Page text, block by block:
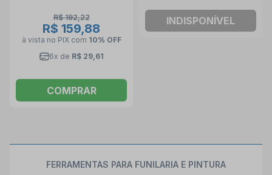
R$ 192,22
R$ 159,88
à vista no PIX com 10% OFF
6x de R$ 29,61
COMPRAR
INDISPONÍVEL
FERRAMENTAS PARA FUNILARIA E PINTURA